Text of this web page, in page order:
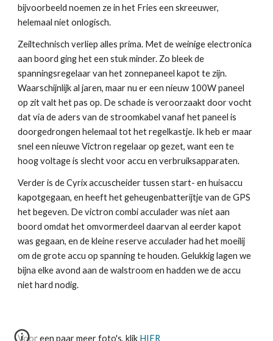
bijvoorbeeld noemen ze in het Fries een skreeuwer,
helemaal niet onlogisch.
Zeiltechnisch verliep alles prima. Met de weinige electronica
aan boord ging het een stuk minder. Zo bleek de
spanningsregelaar van het zonnepaneel kapot te zijn.
Waarschijnlijk al jaren, maar nu er een nieuw 100W paneel
op zit valt het pas op. De schade is veroorzaakt door vocht
dat via de aders van de stroomkabel vanaf het paneel is
doorgedrongen helemaal tot het regelkastje. Ik heb er maar
snel een nieuwe Victron regelaar op gezet, want een te
hoog voltage is slecht voor accu en verbruiksapparaten.
Verder is de Cyrix accuscheider tussen start- en huisaccu
kapotgegaan, en heeft het geheugenbatterijtje van de GPS
het begeven. De victron combi acculader was niet aan
boord omdat het omvormerdeel daarvan al eerder kapot
was gegaan, en de kleine reserve acculader had het moeilij
om de grote accu op spanning te houden. Gelukkig lagen we
bijna elke avond aan de walstroom en hadden we de accu
niet hard nodig.
Voor een paar meer foto's, klik HIER